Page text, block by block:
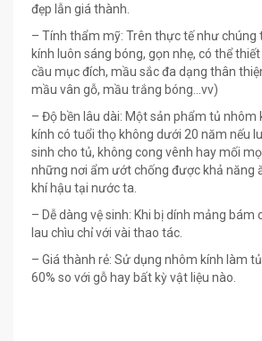
đẹp lẫn giá thành.
– Tính thẩm mỹ: Trên thực tế như chúng
kính luôn sáng bóng, gọn nhẹ, có thể
cầu mục đích, mầu sắc đa dạng thân
mầu vân gỗ, mầu trắng bóng…vv)
– Độ bền lâu dài: Một sản phẩm tủ nhôm
kính có tuổi thọ không dưới 20 năm nếu
sinh cho tủ, không cong vênh hay mối
những nơi ẩm ướt chống được khả năng
khí hậu tại nước ta.
– Dễ dàng vệ sinh: Khi bị dính mảng bám
lau chìu chỉ với vài thao tác.
– Giá thành rẻ: Sử dụng nhôm kính làm
60% so với gỗ hay bất kỳ vật liệu nào.